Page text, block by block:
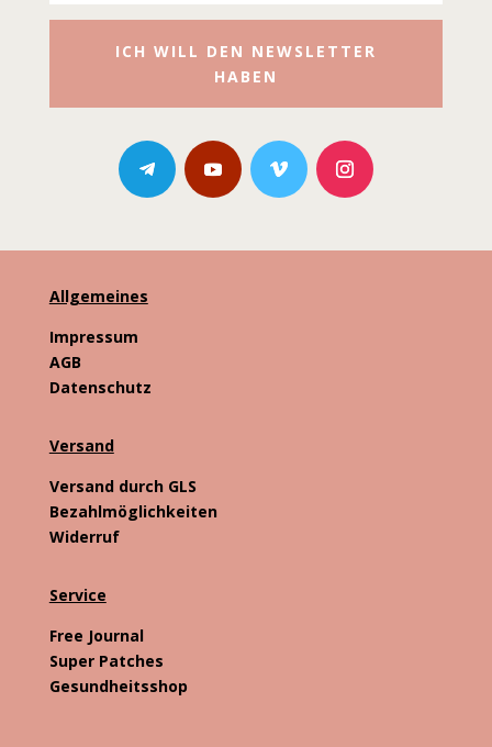
ICH WILL DEN NEWSLETTER
HABEN
Allgemeines
Impressum
AGB
Datenschutz
Versand
Versand durch GLS
Bezahlmöglichkeiten
Widerruf
Service
Free Journal
Super Patches
Gesundheitsshop